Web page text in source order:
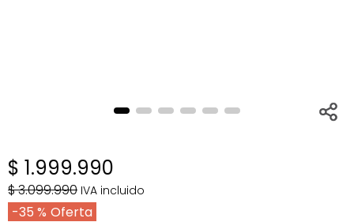
$ 1.999.990
$3.099.990 IVA incluido
35 %